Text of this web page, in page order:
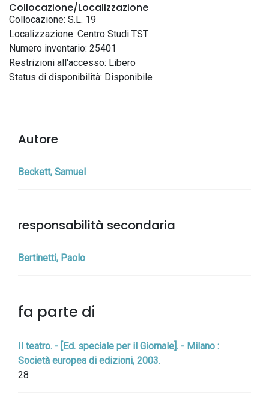
Collocazione/Localizzazione
Collocazione: S.L. 19
Localizzazione: Centro Studi TST
Numero inventario: 25401
Restrizioni all'accesso: Libero
Status di disponibilità: Disponibile
Autore
Beckett, Samuel
responsabilità secondaria
Bertinetti, Paolo
fa parte di
Il teatro. - [Ed. speciale per il Giornale]. - Milano :
Società europea di edizioni, 2003.
28